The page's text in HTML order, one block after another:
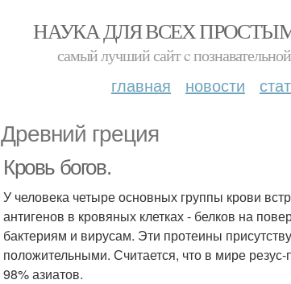
НАУКА ДЛЯ ВСЕХ
самый лучший сайт c
главная новости
Древний греция
Кровь богов.
У человека четыре основных группы крови
антигенов в кровяных клетках - белков на
бактериям и вирусам. Эти протеины
положительными. Считается, что в мире
98% азиатов.